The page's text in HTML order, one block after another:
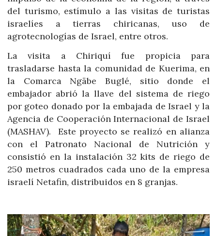
del turismo, estímulo a las visitas de turistas
israelíes a tierras chiricanas, uso de
agrotecnologías de Israel, entre otros.
La visita a Chiriquí fue propicia para
trasladarse hasta la comunidad de Kuerima, en
la Comarca Ngäbe Buglé, sitio donde el
embajador abrió la llave del sistema de riego
por goteo donado por la embajada de Israel y la
Agencia de Cooperación Internacional de Israel
(MASHAV). Este proyecto se realizó en alianza
con el Patronato Nacional de Nutrición y
consistió en la instalación 32 kits de riego de
250 metros cuadrados cada uno de la empresa
israelí Netafin, distribuidos en 8 granjas.